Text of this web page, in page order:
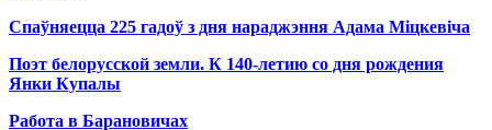
Спаўняецца 225 гадоў з дня нараджэння Адама Міцкевіча
Поэт белорусской земли. К 140-летию со дня рождения
Янки Купалы
Работа в Барановичах